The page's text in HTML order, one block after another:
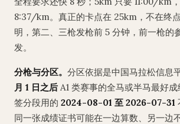
8:37/km。真正的卡点在 25km，不在终
明，第二、三枪发枪前 5 分钟，前一枪的
发。
分枪与分区。 分区依据是中国马拉松信息
月 1 日之后 A1 类赛事的全马或半马最好
签分段用的 2024-08-01 至 2026-07-31
同一张成绩证书可能在一边算数、另一边不